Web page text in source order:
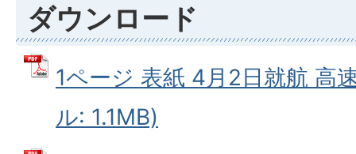
ダウンロード
1ページ 表紙 4月2日就航 高
ル: 1.1MB)